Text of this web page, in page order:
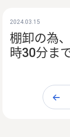
2024.03.15
棚卸の為
時30分ま